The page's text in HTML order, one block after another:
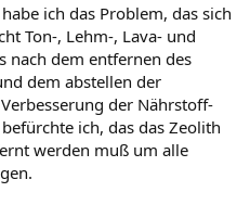
ich das Problem, das sich
Ton-, Lehm-, Lava- und
nach dem entfernen des
dem abstellen der
der Nährstoff-
ich, das das Zeolith
werden muß um alle